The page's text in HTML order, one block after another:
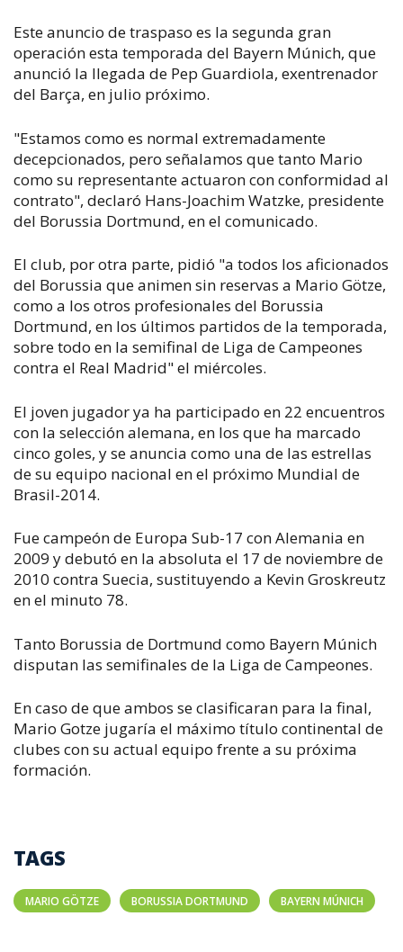
Este anuncio de traspaso es la segunda gran
operación esta temporada del Bayern Múnich, que
anunció la llegada de Pep Guardiola, exentrenador
del Barça, en julio próximo.
"Estamos como es normal extremadamente
decepcionados, pero señalamos que tanto Mario
como su representante actuaron con conformidad al
contrato", declaró Hans-Joachim Watzke, presidente
del Borussia Dortmund, en el comunicado.
El club, por otra parte, pidió "a todos los aficionados
del Borussia que animen sin reservas a Mario Götze,
como a los otros profesionales del Borussia
Dortmund, en los últimos partidos de la temporada,
sobre todo en la semifinal de Liga de Campeones
contra el Real Madrid" el miércoles.
El joven jugador ya ha participado en 22 encuentros
con la selección alemana, en los que ha marcado
cinco goles, y se anuncia como una de las estrellas
de su equipo nacional en el próximo Mundial de
Brasil-2014.
Fue campeón de Europa Sub-17 con Alemania en
2009 y debutó en la absoluta el 17 de noviembre de
2010 contra Suecia, sustituyendo a Kevin Groskreutz
en el minuto 78.
Tanto Borussia de Dortmund como Bayern Múnich
disputan las semifinales de la Liga de Campeones.
En caso de que ambos se clasificaran para la final,
Mario Gotze jugaría el máximo título continental de
clubes con su actual equipo frente a su próxima
formación.
TAGS
MARIO GÖTZE BORUSSIA DORTMUND BAYERN MÚNICH